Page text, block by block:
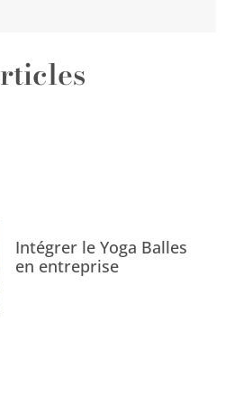
Intégrer le Yoga Balles
en entreprise